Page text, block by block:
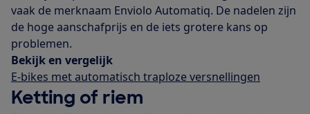
vaak de merknaam Enviolo Automatiq. De nadelen zijn
de hoge aanschafprijs en de iets grotere kans op
problemen.
Bekijk en vergelijk
E-bikes met automatisch traploze versnellingen
Ketting of riem